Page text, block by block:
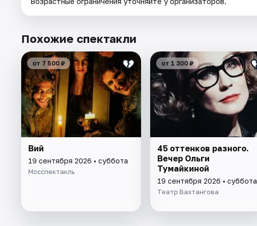
Похожие спектакли
от 7 500 ₽
Вий
19 сентября 2026 • суббота
Мосспектакль
от 1 300 ₽
45 оттенков разного.
Вечер Ольги
Тумайкиной
19 сентября 2026 • суббота
Театр Вахтангова